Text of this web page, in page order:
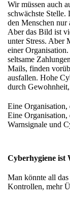
Wir müssen auch
schwächste Stelle.
den Menschen nur
Aber das Bild ist
unter Stress. Aber
einer
seltsame
Mails, finden
ausfallen. Hohe
durch
Eine Organisation,
Eine
Warnsignale und
Cyberhygiene ist
Man könnte all
Kontrollen, mehr